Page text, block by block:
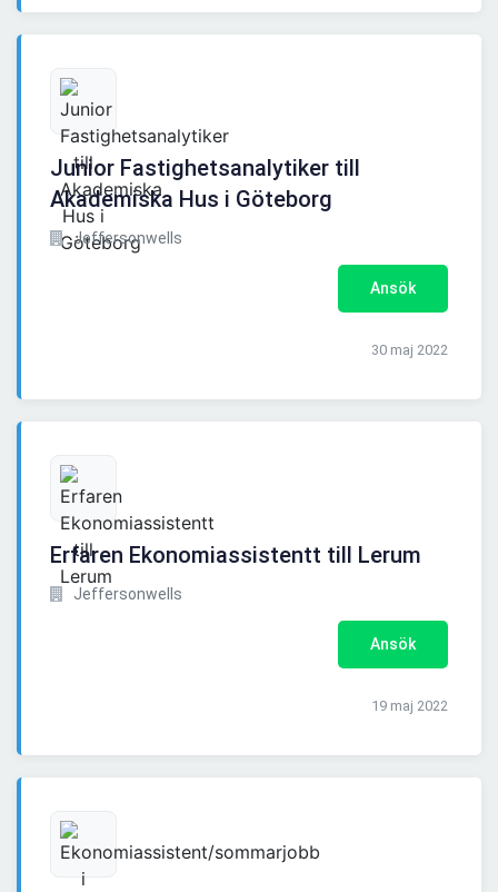
Junior Fastighetsanalytiker till
Akademiska Hus i Göteborg
Jeffersonwells
Ansök
30 maj 2022
Erfaren Ekonomiassistentt till Lerum
Jeffersonwells
Ansök
19 maj 2022